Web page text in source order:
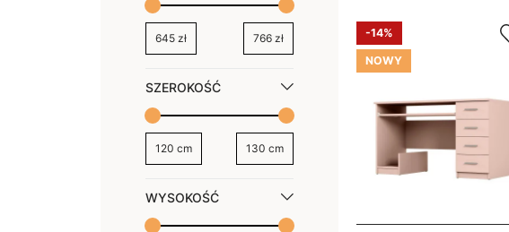
645 zł 766 zł
SZEROKOŚĆ
120 cm 130 cm
WYSOKOŚĆ
-14%
NOWY